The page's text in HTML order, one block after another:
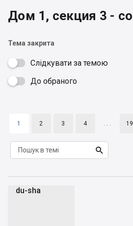
Дом 1, секция 3 -
Тема закрита
Слідкувати за темою
 До обраного
1 2 3 4 . . . 19

du-sha